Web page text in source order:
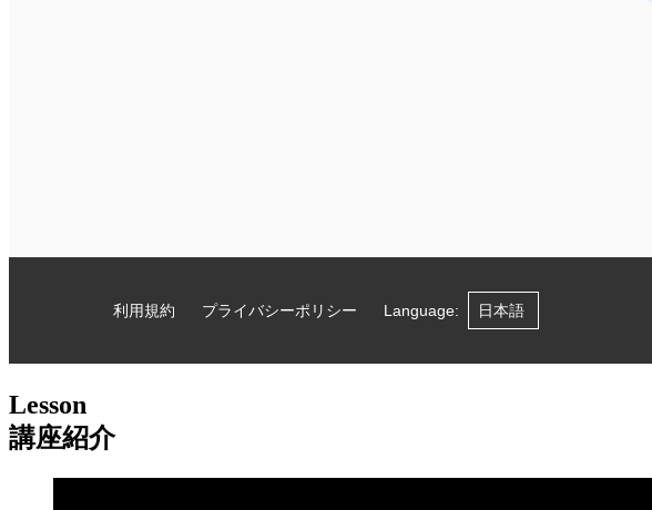
Lesson
講座紹介